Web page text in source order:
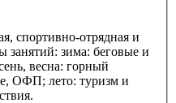
спортивно-отрядная и
зима: беговые и
весна: горный
ОФП; лето: туризм и